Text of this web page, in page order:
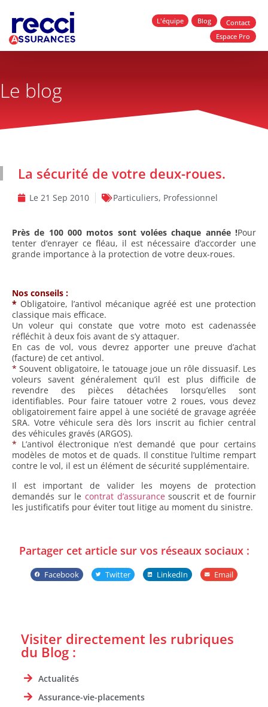
L'équipe Blog
Contact
Espace Pro
Le blog
La sécurité de votre deux-roues.
Le 21 Sep 2010 Particuliers, Professionnel
Près de 100 000 motos sont volées chaque année !Pour
tenter d’enrayer ce fléau, il est nécessaire d’accorder une
grande importance à la protection de votre deux-roues.
Nos conseils :
* Obligatoire, l’antivol mécanique agréé est une protection
classique mais efficace.
Un voleur qui constate que votre moto est cadenassée
réfléchit à deux fois avant de s’y attaquer.
En cas de vol, vous devrez apporter une preuve d’achat
(facture) de cet antivol.
* Souvent obligatoire, le tatouage joue un rôle dissuasif. Les
voleurs savent généralement qu’il est plus difficile de
revendre des pièces détachées lorsqu’elles sont
identifiables. Pour faire tatouer votre 2 roues, vous devez
obligatoirement faire appel à une société de gravage agréée
SRA. Votre véhicule sera dès lors inscrit au fichier central
des véhicules gravés (ARGOS).
* L’antivol électronique n’est demandé que pour certains
modèles de motos et de quads. Il constitue l’ultime rempart
contre le vol, il est un élément de sécurité supplémentaire.
Il est important de valider les moyens de protection
demandés sur le contrat d’assurancesouscrit et de fournir
les justificatifs pour éviter tout litige au moment du sinistre.
Partager cet article sur vos réseaux sociaux :
Facebook Twitter LinkedIn Email
Visiter directement les rubriques
du Blog :
Actualités
Assurance-vie-placements